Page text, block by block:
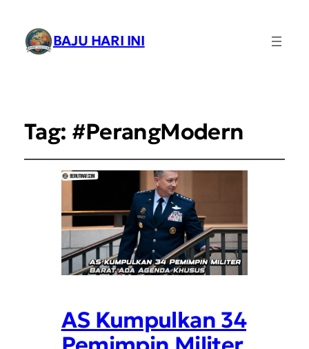
BAJU HARI INI
Tag: #PerangModern
AS Kumpulkan 34